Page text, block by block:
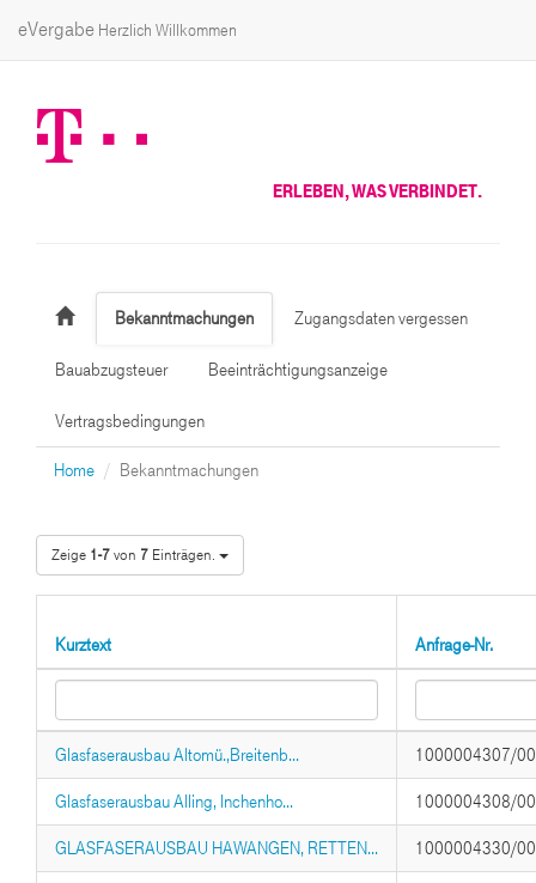
eVergabe Herzlich Willkommen
ERLEBEN, WAS VERBINDET.
Bekanntmachungen Zugangsdaten vergessen
Bauabzugsteuer Beeinträchtigungsanzeige
Vertragsbedingungen
Home Bekanntmachungen
Zeige 1-7von 7 Einträgen.
Kurztext Anfrage-Nr.
Glasfaserausbau Altomü.,Breitenb... 1000004307/
Glasfaserausbau Alling, Inchenho... 1000004308/
GLASFASERAUSBAU HAWANGEN, RETTEN... 1000004330/